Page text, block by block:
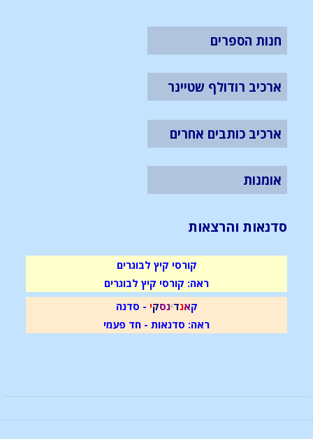
חנות הספרים
ארכיב רודולף שטיינר
ארכיב כותבים אחרים
אומנות
סדנאות והרצאות
קורסי קיץ לבוגרים
ראה: קורסי קיץ לבוגרים
קאנדינסקי - סדנה
ראה: סדנאות - חד פעמי